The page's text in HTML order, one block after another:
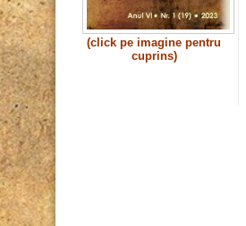
(click pe imagine pentru
cuprins)